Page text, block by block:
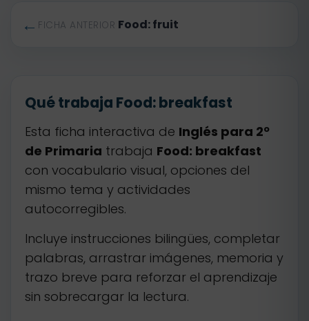
← FICHA ANTERIOR Food: fruit
Qué trabaja Food: breakfast
Esta ficha interactiva de Inglés para 2º
de Primaria trabaja Food: breakfast
con vocabulario visual, opciones del
mismo tema y actividades
autocorregibles.
Incluye instrucciones bilingües, completar
palabras, arrastrar imágenes, memoria y
trazo breve para reforzar el aprendizaje
sin sobrecargar la lectura.